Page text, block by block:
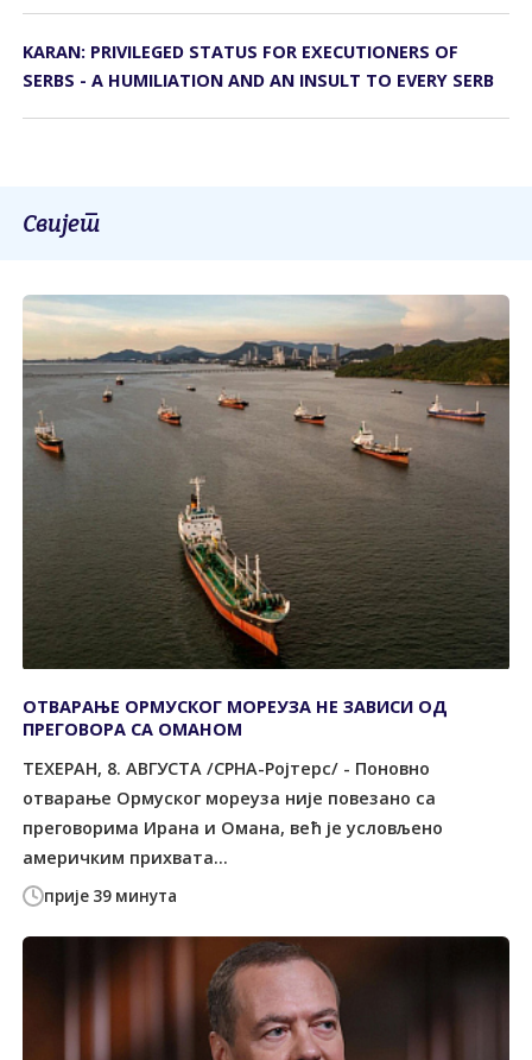
KARAN: PRIVILEGED STATUS FOR EXECUTIONERS OF
SERBS - A HUMILIATION AND AN INSULT TO EVERY SERB
Свијет
прије 39 минута
ОТВАРАЊЕ ОРМУСКОГ МОРЕУЗА НЕ ЗАВИСИ ОД
ПРЕГОВОРА СА ОМАНОМ
ТЕХЕРАН, 8. АВГУСТА /СРНА-Ројтерс/ - Поновно
отварање Ормуског мореуза није повезано са
преговорима Ирана и Омана, већ је условљено
америчким прихвата...